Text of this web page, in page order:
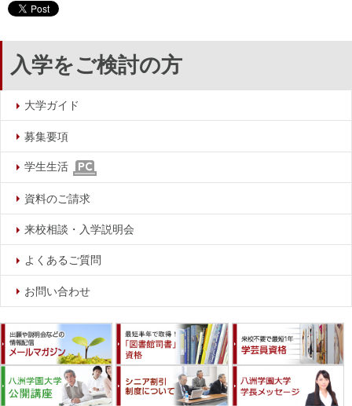
入学をご検討の方
大学ガイド
募集要項
学生生活
資料のご請求
来校相談・入学説明会
よくあるご質問
お問い合わせ